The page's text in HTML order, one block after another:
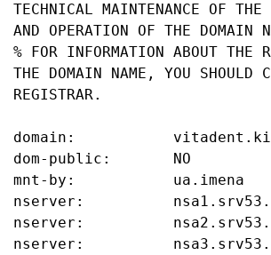
TECHNICAL MAINTENANCE OF THE
AND OPERATION OF THE DOMAIN
% FOR INFORMATION ABOUT THE
THE DOMAIN NAME, YOU SHOULD
REGISTRAR.
domain:
dom-public:       NO
mnt-by:           ua.imena
nserver:
nserver:
nserver: